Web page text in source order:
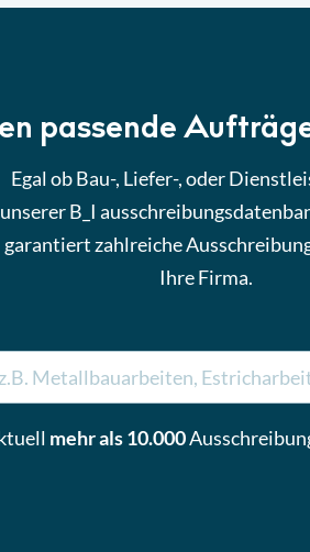
passende
Egal ob Bau-, Liefer-, oder
unserer B_I
garantiert zahlreiche
Ihre Firma.
mehr als 10.000